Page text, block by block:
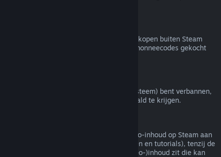
Valve doet geen terugbetalingen voor aankopen buiten Steam
(bijvoorbeeld cd-sleutels of Steam-portemonneecodes gekocht
Als je door VAC (het Valve Anti-Cheat-systeem) bent verbannen,
verlies je het recht om dat spel terugbetaald te krijgen.
We bieden geen terugbetalingen van video-inhoud op Steam aan
(bijv. films, korte films, series, afleveringen en tutorials), tenzij de
video in een bundel met andere (niet-video-)inhoud zit die kan